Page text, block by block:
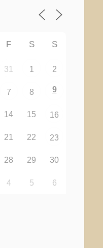
F S S
31 1 2
7 8 9
14 15 16
21 22 23
28 29 30
4 5 6